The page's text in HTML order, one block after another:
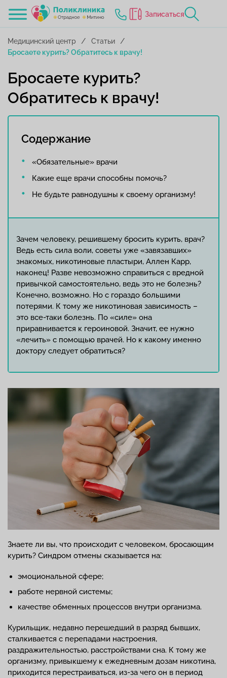
Записаться
Медицинский центр
Статьи
Бросаете курить? Обратитесь к врачу!
Бросаете курить?
Обратитесь к врачу!
Содержание
«Обязательные» врачи
Какие еще врачи способны помочь?
Не будьте равнодушны к своему организму!
Зачем человеку, решившему бросить курить, врач?
Ведь есть сила воли, советы уже «завязавших»
знакомых, никотиновые пластыри, Аллен Карр,
наконец! Разве невозможно справиться с вредной
привычкой самостоятельно, ведь это не болезнь?
Конечно, возможно. Но с гораздо большими
потерями. К тому же никотиновая зависимость –
это все-таки болезнь. По «силе» она
приравнивается к героиновой. Значит, ее нужно
«лечить» с помощью врачей. Но к какому именно
доктору следует обратиться?
Знаете ли вы, что происходит с человеком, бросающим
курить? Синдром отмены сказывается на:
эмоциональной сфере;
работе нервной системы;
качестве обменных процессов внутри организма.
Курильщик, недавно перешедший в разряд бывших,
сталкивается с перепадами настроения,
раздражительностью, расстройствами сна. К тому же
организму, привыкшему к ежедневным дозам никотина,
приходится перестраиваться, из-за чего он в период